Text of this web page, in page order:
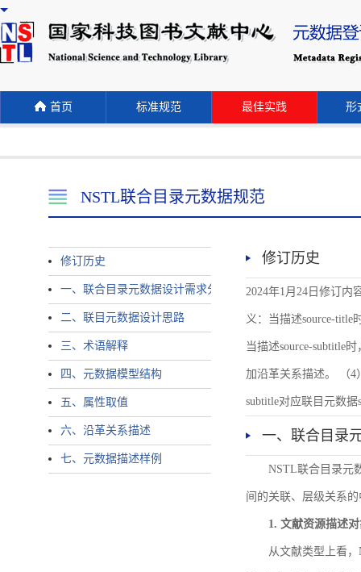
首页 标准规范 最佳实践 形
NSTL联合目录元数据规范
修订历史
一、联合目录元数据设计需求分析
二、联目元数据设计思路
三、术语解释
四、元数据模型结构
五、属性取值
六、沿革关系描述
七、元数据描述样例
修订历史
2024年1月24日修订内
义：当描述source-title
当描述source-subtitle
加沿革关系描述。 （4
subtitle对应联目元数据
一、联合目录
NSTL联合目录元
间的关联、层级关系
1. 文献资源描述
从文献类型上看